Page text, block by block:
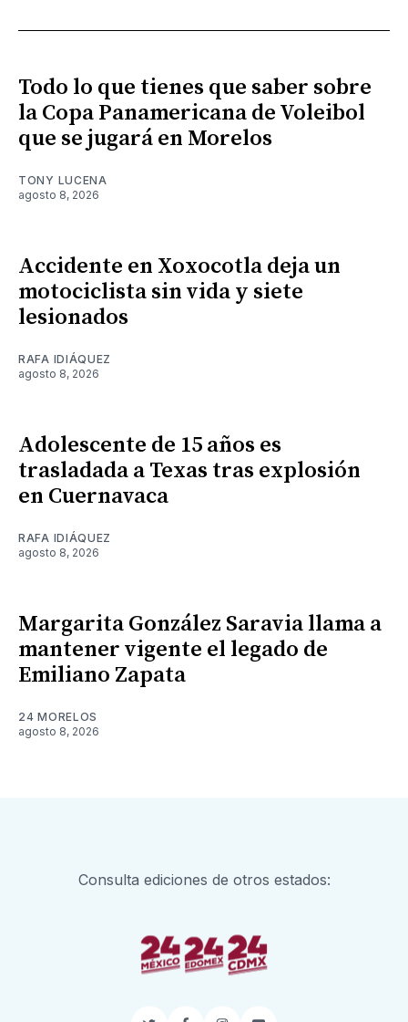
Todo lo que tienes que saber sobre
la Copa Panamericana de Voleibol
que se jugará en Morelos
TONY LUCENA
agosto 8, 2026
Accidente en Xoxocotla deja un
motociclista sin vida y siete
lesionados
RAFA IDIÁQUEZ
agosto 8, 2026
Adolescente de 15 años es
trasladada a Texas tras explosión
en Cuernavaca
RAFA IDIÁQUEZ
agosto 8, 2026
Margarita González Saravia llama a
mantener vigente el legado de
Emiliano Zapata
24 MORELOS
agosto 8, 2026
Consulta ediciones de otros estados: